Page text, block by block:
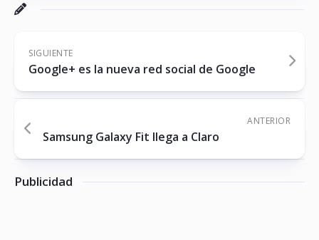
SIGUIENTE
Google+ es la nueva red social de Google
ANTERIOR
Samsung Galaxy Fit llega a Claro
Publicidad